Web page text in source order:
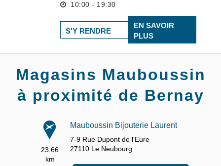
10:00 - 19:30
EN SAVOIR
PLUS
S'Y RENDRE
Magasins Mauboussin
à proximité de Bernay
23.66
km
Mauboussin Bijouterie Laurent
7-9 Rue Dupont de l'Eure
27110 Le Neubourg